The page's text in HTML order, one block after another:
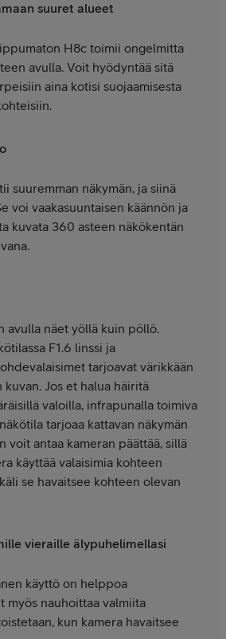
suuret alueet
H8c toimii ongelmitta
avulla. Voit hyödyntää sitä
aina kotisi suojaamisesta
suuremman näkymän, ja siinä
voi vaakasuuntaisen käännön ja
kuvata 360 asteen näkökentän
avulla näet yöllä kuin pöllö.
F1.6 linssi ja
tarjoavat värikkään
kuvan. Jos et halua häiritä
valoilla, infrapunalla toimiva
tarjoaa kattavan näkymän
voit antaa kameran päättää, sillä
käyttää valaisimia kohteen
se havaitsee kohteen olevan
vieraille älypuhelimellasi
käyttö on helppoa
myös nauhoittaa valmiita
kun kamera havaitsee